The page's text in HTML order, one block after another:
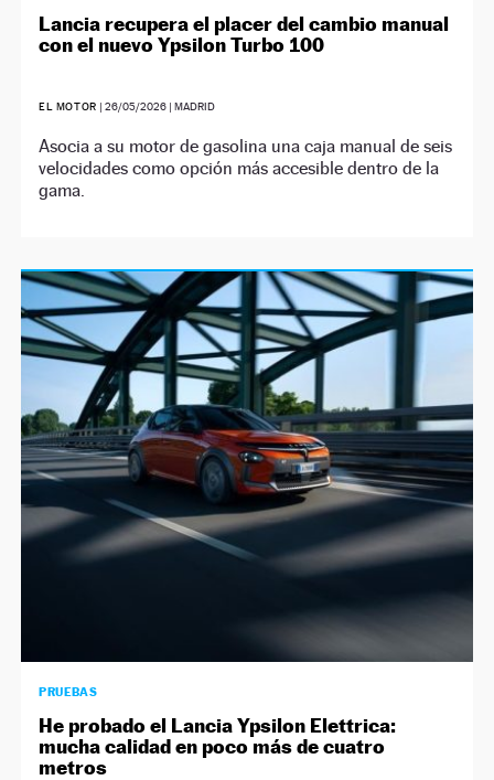
Lancia recupera el placer del cambio manual
con el nuevo Ypsilon Turbo 100
EL MOTOR |26/05/2026 | MADRID
Asocia a su motor de gasolina una caja manual de seis
velocidades como opción más accesible dentro de la
gama.
PRUEBAS
He probado el Lancia Ypsilon Elettrica:
mucha calidad en poco más de cuatro
metros